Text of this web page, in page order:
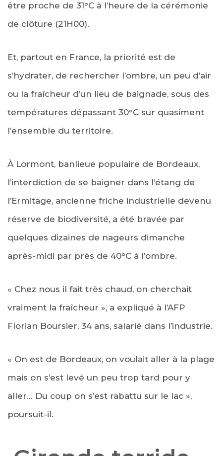
être proche de 31°C à l’heure de la cérémonie
de clôture (21H00).
Et, partout en France, la priorité est de
s’hydrater, de rechercher l’ombre, un peu d’air
ou la fraîcheur d’un lieu de baignade, sous des
températures dépassant 30°C sur quasiment
l’ensemble du territoire.
À Lormont, banlieue populaire de Bordeaux,
l’interdiction de se baigner dans l’étang de
l’Ermitage, ancienne friche industrielle devenu
réserve de biodiversité, a été bravée par
quelques dizaines de nageurs dimanche
après-midi par près de 40°C à l’ombre.
« Chez nous il fait très chaud, on cherchait
vraiment la fraîcheur », a expliqué à l’AFP
Florian Boursier, 34 ans, salarié dans l’industrie.
« On est de Bordeaux, on voulait aller à la plage
mais on s’est levé un peu trop tard pour y
aller… Du coup on s’est rabattu sur le lac »,
poursuit-il.